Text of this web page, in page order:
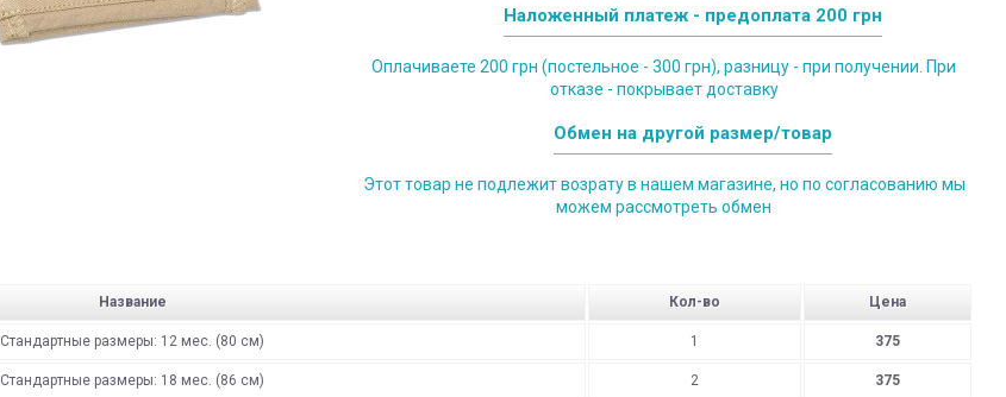
Наложенный платеж - предоплата 200 грн
Оплачиваете 200 грн (постельное - 300 грн), разницу - при получении. При
отказе - покрывает доставку
Обмен на другой размер/товар
Этот товар не подлежит возрату в нашем магазине, но по согласованию мы
можем рассмотреть обмен
Название Кол-во Цена
Стандартные размеры: 12 мес. (80 см) 1 375
Стандартные размеры: 18 мес. (86 см) 2 375